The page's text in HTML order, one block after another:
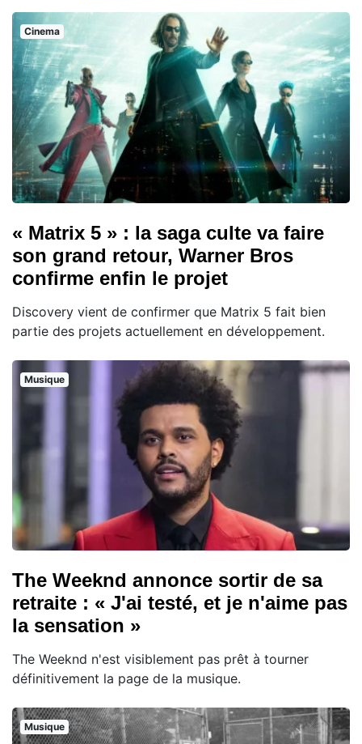
Cinema
« Matrix 5 » : la saga culte va faire
son grand retour, Warner Bros
confirme enfin le projet
Discovery vient de confirmer que Matrix 5 fait bien
partie des projets actuellement en développement.
Musique
The Weeknd annonce sortir de sa
retraite : « J'ai testé, et je n'aime pas
la sensation »
The Weeknd n'est visiblement pas prêt à tourner
définitivement la page de la musique.
Musique